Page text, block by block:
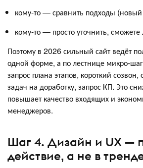
кому-то — сравнить подходы (новый
кому-то — просто уточнить, сможете
Поэтому в 2026 сильный сайт ведёт
одной форме, а по лестнице
запрос плана этапов, короткий созвон,
задач на доработку, запрос КП. Это
повышает качество входящих и
менеджеров.
Шаг 4. Дизайн и UX —
действие, а не в